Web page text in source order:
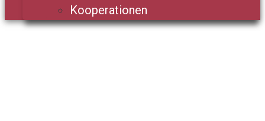
Kooperationen